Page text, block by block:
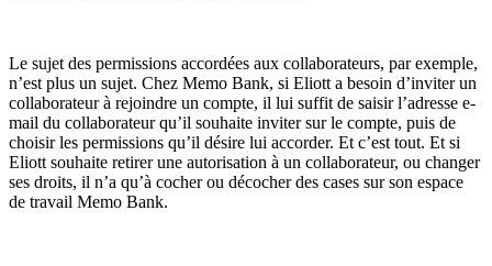
Le sujet des permissions accordées aux collaborateurs, par exemple,
n’est plus un sujet. Chez Memo Bank, si Eliott a besoin d’inviter un
collaborateur à rejoindre un compte, il lui suffit de saisir l’adresse e-
mail du collaborateur qu’il souhaite inviter sur le compte, puis de
choisir les permissions qu’il désire lui accorder. Et c’est tout. Et si
Eliott souhaite retirer une autorisation à un collaborateur, ou changer
ses droits, il n’a qu’à cocher ou décocher des cases sur son espace
de travail Memo Bank.